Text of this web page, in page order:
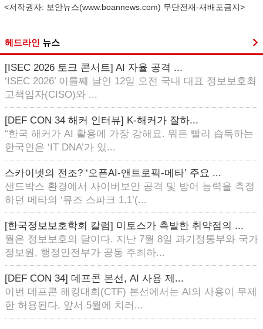
<저작권자: 보안뉴스(www.boannews.com) 무단전재-재배포금지>
헤드라인 뉴스
[ISEC 2026 토크 콘서트] AI 자율 공격 ...
‘ISEC 2026’ 이틀째 날인 12일 오전 국내 대표 정보보호최
고책임자(CISO)와 ...
[DEF CON 34 해커 인터뷰] K-해커가 잘하...
“한국 해커가 AI 활용에 가장 강해요. 뭐든 빨리 습득하는
한국인은 ‘IT DNA’가 있...
스카이넷의 전조? ‘오픈AI-앤트로픽-메타’ 주요 ...
샌드박스 환경에서 사이버보안 공격 및 방어 능력을 측정
하던 메타의 ‘뮤즈 스파크 1.1’(...
[한국정보보호학회 칼럼] 미토스가 촉발한 취약점의 ...
월은 정보보호의 달이다. 지난 7월 8일 과기정통부와 국가
정보원, 행정안전부가 공동 주최하...
[DEF CON 34] 데프콘 본선, AI 사용 제...
이번 데프콘 해킹대회(CTF) 본선에서는 AI의 사용이 무제
한 허용된다. 앞서 5월에 치러...